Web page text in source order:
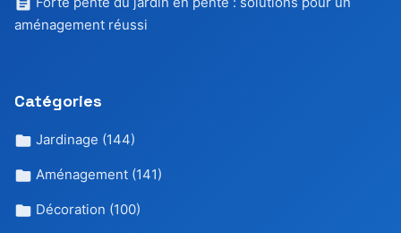
aménagement réussi
Catégories
Jardinage (144)
Aménagement (141)
Décoration (100)